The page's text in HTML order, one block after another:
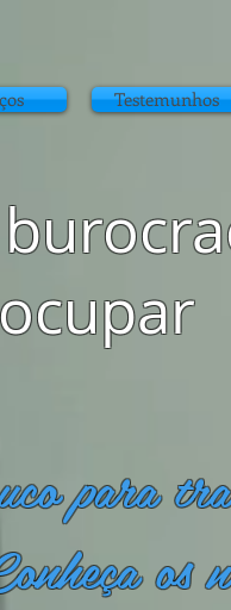
Testemunhos
para
os